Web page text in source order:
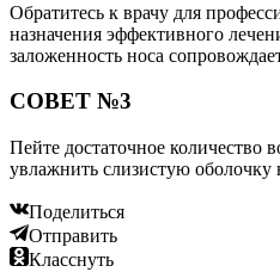
Обратитесь к врачу для
назначения эффективного
заложенность носа
СОВЕТ №3
Пейте достаточное количество
увлажнить слизистую оболочку
Поделиться
Отправить
Класснуть